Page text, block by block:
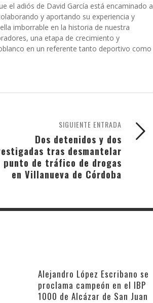
el adiós de David García está encaminado a
y aportando su experiencia y
imborrable en la historia de nuestra
una etapa de crecimiento y
en un referente tanto deportivo como
SIGUIENTE ENTRADA
Dos detenidos y dos
tras desmantelar
punto de tráfico de drogas
en Villanueva de Córdoba
Alejandro López Escribano se
proclama campeón en el IBP
1000 de Alcázar de San Juan